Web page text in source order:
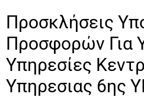
Προσκλήσεις
Προσφορών Για
Υπηρεσίες
Υπηρεσιας 6ης